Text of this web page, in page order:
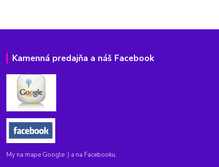
Kamenná predajňa a náš Facebook
My na mape Google :) a na Facebooku.